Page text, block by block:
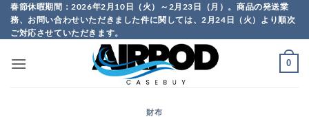
Skip
content
春節休暇期間：2026年2月10日（火）～2月23日（月）。商品の発送業
務、お問い合わせいただきました件に関しては、2月24日（火）より順次
ご対応させていただきます。
0
財布